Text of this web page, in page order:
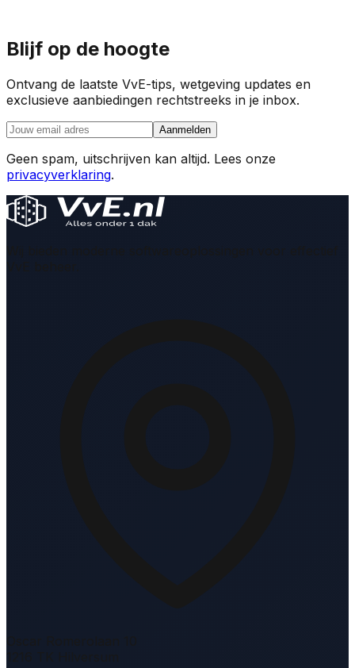
Blijf op de hoogte
Ontvang de laatste VvE-tips, wetgeving updates en
exclusieve aanbiedingen rechtstreeks in je inbox.
Aanmelden
Geen spam, uitschrijven kan altijd. Lees onze
privacyverklaring.